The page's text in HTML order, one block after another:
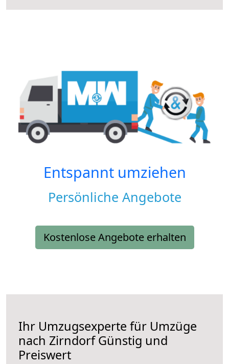
Entspannt umziehen
Persönliche Angebote
Kostenlose Angebote erhalten
Ihr Umzugsexperte für Umzüge
nach ZirndorfGünstig und
Preiswert